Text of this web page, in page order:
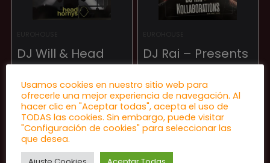
DJ Will & Head
Out of Stock
★★★★★
DJ Rai – Presents
E.P. Part Two
Out of Stock
★★★★★
Usamos cookies en nuestro sitio web para
ofrecerle una mejor experiencia de navegación. Al
hacer clic en "Aceptar todas", acepta el uso de
TODAS las cookies. Sin embargo, puede visitar
"Configuración de cookies" para seleccionar las
que desea.